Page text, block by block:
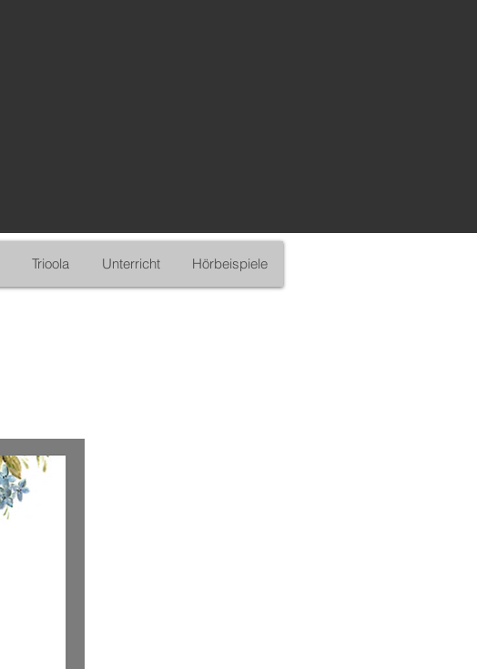
Trioola Unterricht Hörbeispiele